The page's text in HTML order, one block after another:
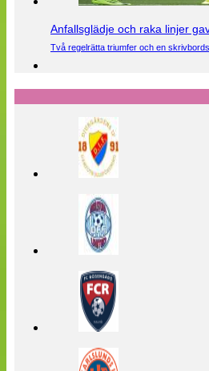
Anfallsglädje och raka linjer
Två regelrätta triumfer och en